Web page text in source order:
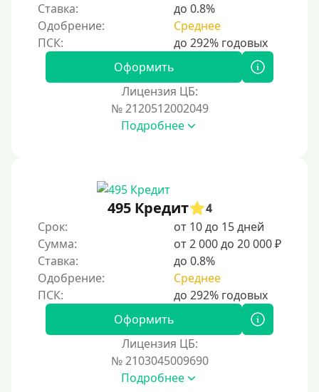
Ставка:
до 0.8%
Одобрение:
Среднее
Оформить
Лицензия ЦБ:
№ 2120512002049
Подробнее
495 Кредит
4
Срок:
от 10 до 15 дней
Сумма:
от 2 000 до 20 000 ₽
Ставка:
до 0.8%
Одобрение:
Среднее
Оформить
Лицензия ЦБ:
№ 2103045009690
Подробнее